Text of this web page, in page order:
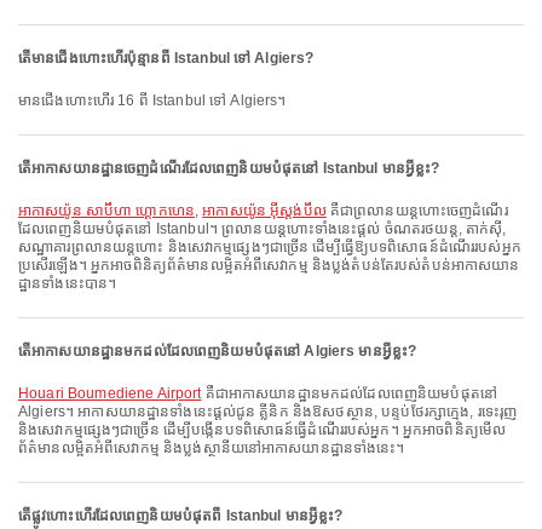
តើមានជើងហោះហើរប៉ុន្មានពី Istanbul ទៅ Algiers?
មានជើងហោះហើរ 16 ពី Istanbul ទៅ Algiers។
តើអាកាសយានដ្ឋានចេញដំណើរដែលពេញនិយមបំផុតនៅ Istanbul មានអ្វីខ្លះ?
អាកាសយ៉ូន សាប៊ីហា ហ្គោកហេន,អាកាសយ៉ូន អ៊ីស្តង់ប៊ឺលគឺជាព្រលានយន្តហោះចេញដំណើរ
ដែលពេញនិយមបំផុតនៅ Istanbul។ ព្រលានយន្តហោះទាំងនេះផ្តល់ ចំណតរថយន្ត, តាក់ស៊ី,
សណ្ឋាគារព្រលានយន្តហោះ និងសេវាកម្មផ្សេងៗជាច្រើន ដើម្បីធ្វើឱ្យបទពិសោធន៍ដំណើររបស់អ្នក
ប្រសើរឡើង។ អ្នកអាចពិនិត្យព័ត៌មានលម្អិតអំពីសេវាកម្ម និងប្លង់តំបន់តែរបស់តំបន់អាកាសយាន
ដ្ឋានទាំងនេះបាន។
តើអាកាសយានដ្ឋានមកដល់ដែលពេញនិយមបំផុតនៅ Algiers មានអ្វីខ្លះ?
Houari Boumediene Airportគឺជាអាកាសយានដ្ឋានមកដល់ដែលពេញនិយមបំផុតនៅ
Algiers។ អាកាសយានដ្ឋានទាំងនេះផ្តល់ជូន គ្លីនិក និងឱសថស្ថាន, បន្ទប់ថែរក្សាក្មេង, រទេះរុញ
និងសេវាកម្មផ្សេងៗជាច្រើន ដើម្បីបង្កើនបទពិសោធន៍ធ្វើដំណើររបស់អ្នក។ អ្នកអាចពិនិត្យមើល
ព័ត៌មានលម្អិតអំពីសេវាកម្ម និងប្លង់ស្ថានីយនៅអាកាសយានដ្ឋានទាំងនេះ។
តើផ្លូវហោះហើរដែលពេញនិយមបំផុតពី Istanbul មានអ្វីខ្លះ?